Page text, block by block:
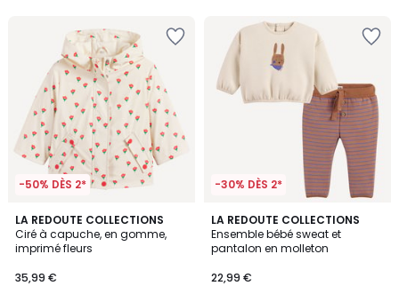
-50% DÈS 2*
LA REDOUTE COLLECTIONS
Ciré à capuche, en gomme,
imprimé fleurs
35,99 €
-30% DÈS 2*
LA REDOUTE COLLECTIONS
Ensemble bébé sweat et
pantalon en molleton
22,99 €
5
/
5